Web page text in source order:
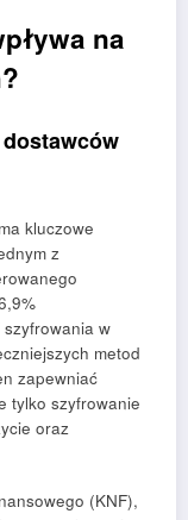
na
kluczowe
z
w
metod
zapewniać
tylko szyfrowanie
oraz
(KNF),